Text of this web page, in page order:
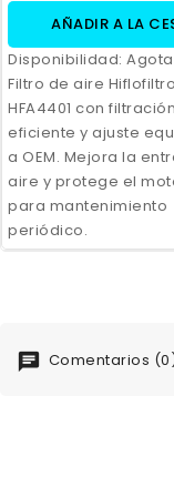
AÑADIR A LA
Disponibilidad:
Filtro de aire Hiflofiltro
HFA4401 con filtración
eficiente y ajuste
a OEM. Mejora la
aire y protege el
para mantenimiento
periódico.
Comentarios